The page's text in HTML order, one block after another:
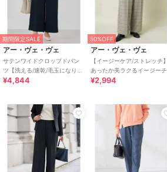
期間限定SALE
アー・ヴェ・ヴェ
サテンワイドクロップドパン
ツ【洗える/速乾/毛玉になりに
くい/イージーケア】
¥4,844
50%OFF
アー・ヴェ・ヴェ
【イージーケア/ストレッチ】
あったか美ラクるイージーチ
ェックワイドパンツ
¥2,994